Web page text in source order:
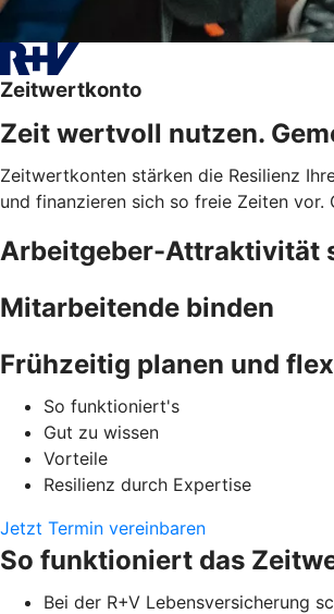
Zeitwertkonto
Zeit wertvoll nutzen.
Zeitwertkonten stärken die Resilienz
und finanzieren sich so freie Zeiten
Arbeitgeber-Attraktivität
Mitarbeitende binden
Frühzeitig planen und
So funktioniert's
Gut zu wissen
Vorteile
Resilienz durch Expertise
Jetzt Termin vereinbaren
So funktioniert das
Bei der R+V Lebensversicherung